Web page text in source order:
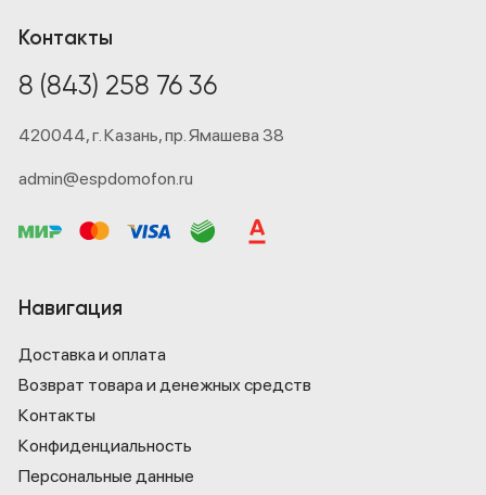
Контакты
8 (843) 258 76 36
420044,г. Казань,пр. Ямашева 38
admin@espdomofon.ru
Навигация
Доставка и оплата
Возврат товара и денежных средств
Контакты
Конфиденциаль­ность
Персональные данные